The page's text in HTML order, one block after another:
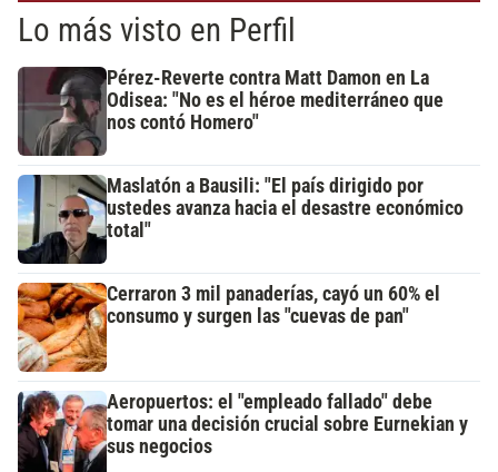
Lo más visto en Perfil
Pérez-Reverte contra Matt Damon en La
Odisea: "No es el héroe mediterráneo que
nos contó Homero"
Maslatón a Bausili: "El país dirigido por
ustedes avanza hacia el desastre económico
total"
Cerraron 3 mil panaderías, cayó un 60% el
consumo y surgen las "cuevas de pan"
Aeropuertos: el "empleado fallado" debe
tomar una decisión crucial sobre Eurnekian y
sus negocios